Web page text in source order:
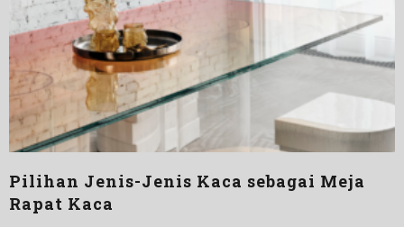
Pilihan Jenis-Jenis Kaca sebagai Meja
Rapat Kaca